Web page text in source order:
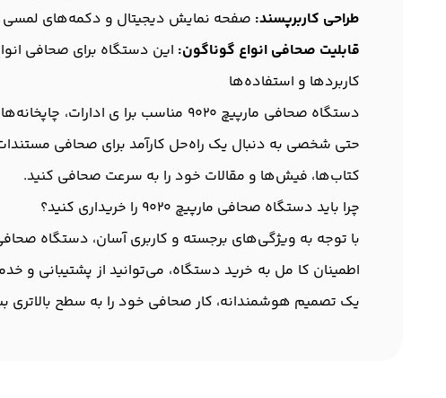
طراحی کاربرپسند: صفحه نمایش دیجیتال و دکمه‌های لمسی
قابلیت صحافی انواع گوناگون: این دستگاه برای صحافی
کاربردها و استفاده‌ها
دستگاه صحافی مارپیچ 9020 مناسب
حتی شخصی به دنبال یک راه‌حل کارآمد برای صحافی
کتاب‌ها، فیش‌ها و مقالات خود را به سرعت صحافی کنید.
چرا باید دستگاه صحافی مارپیچ 9020 را خریداری کنید؟
اطمینان کا مل به خرید دستگاه، می‌توانید از پشتیبانی و
یک تصمیم هوشمندانه، کار صحافی خود را به سطح بالاتری